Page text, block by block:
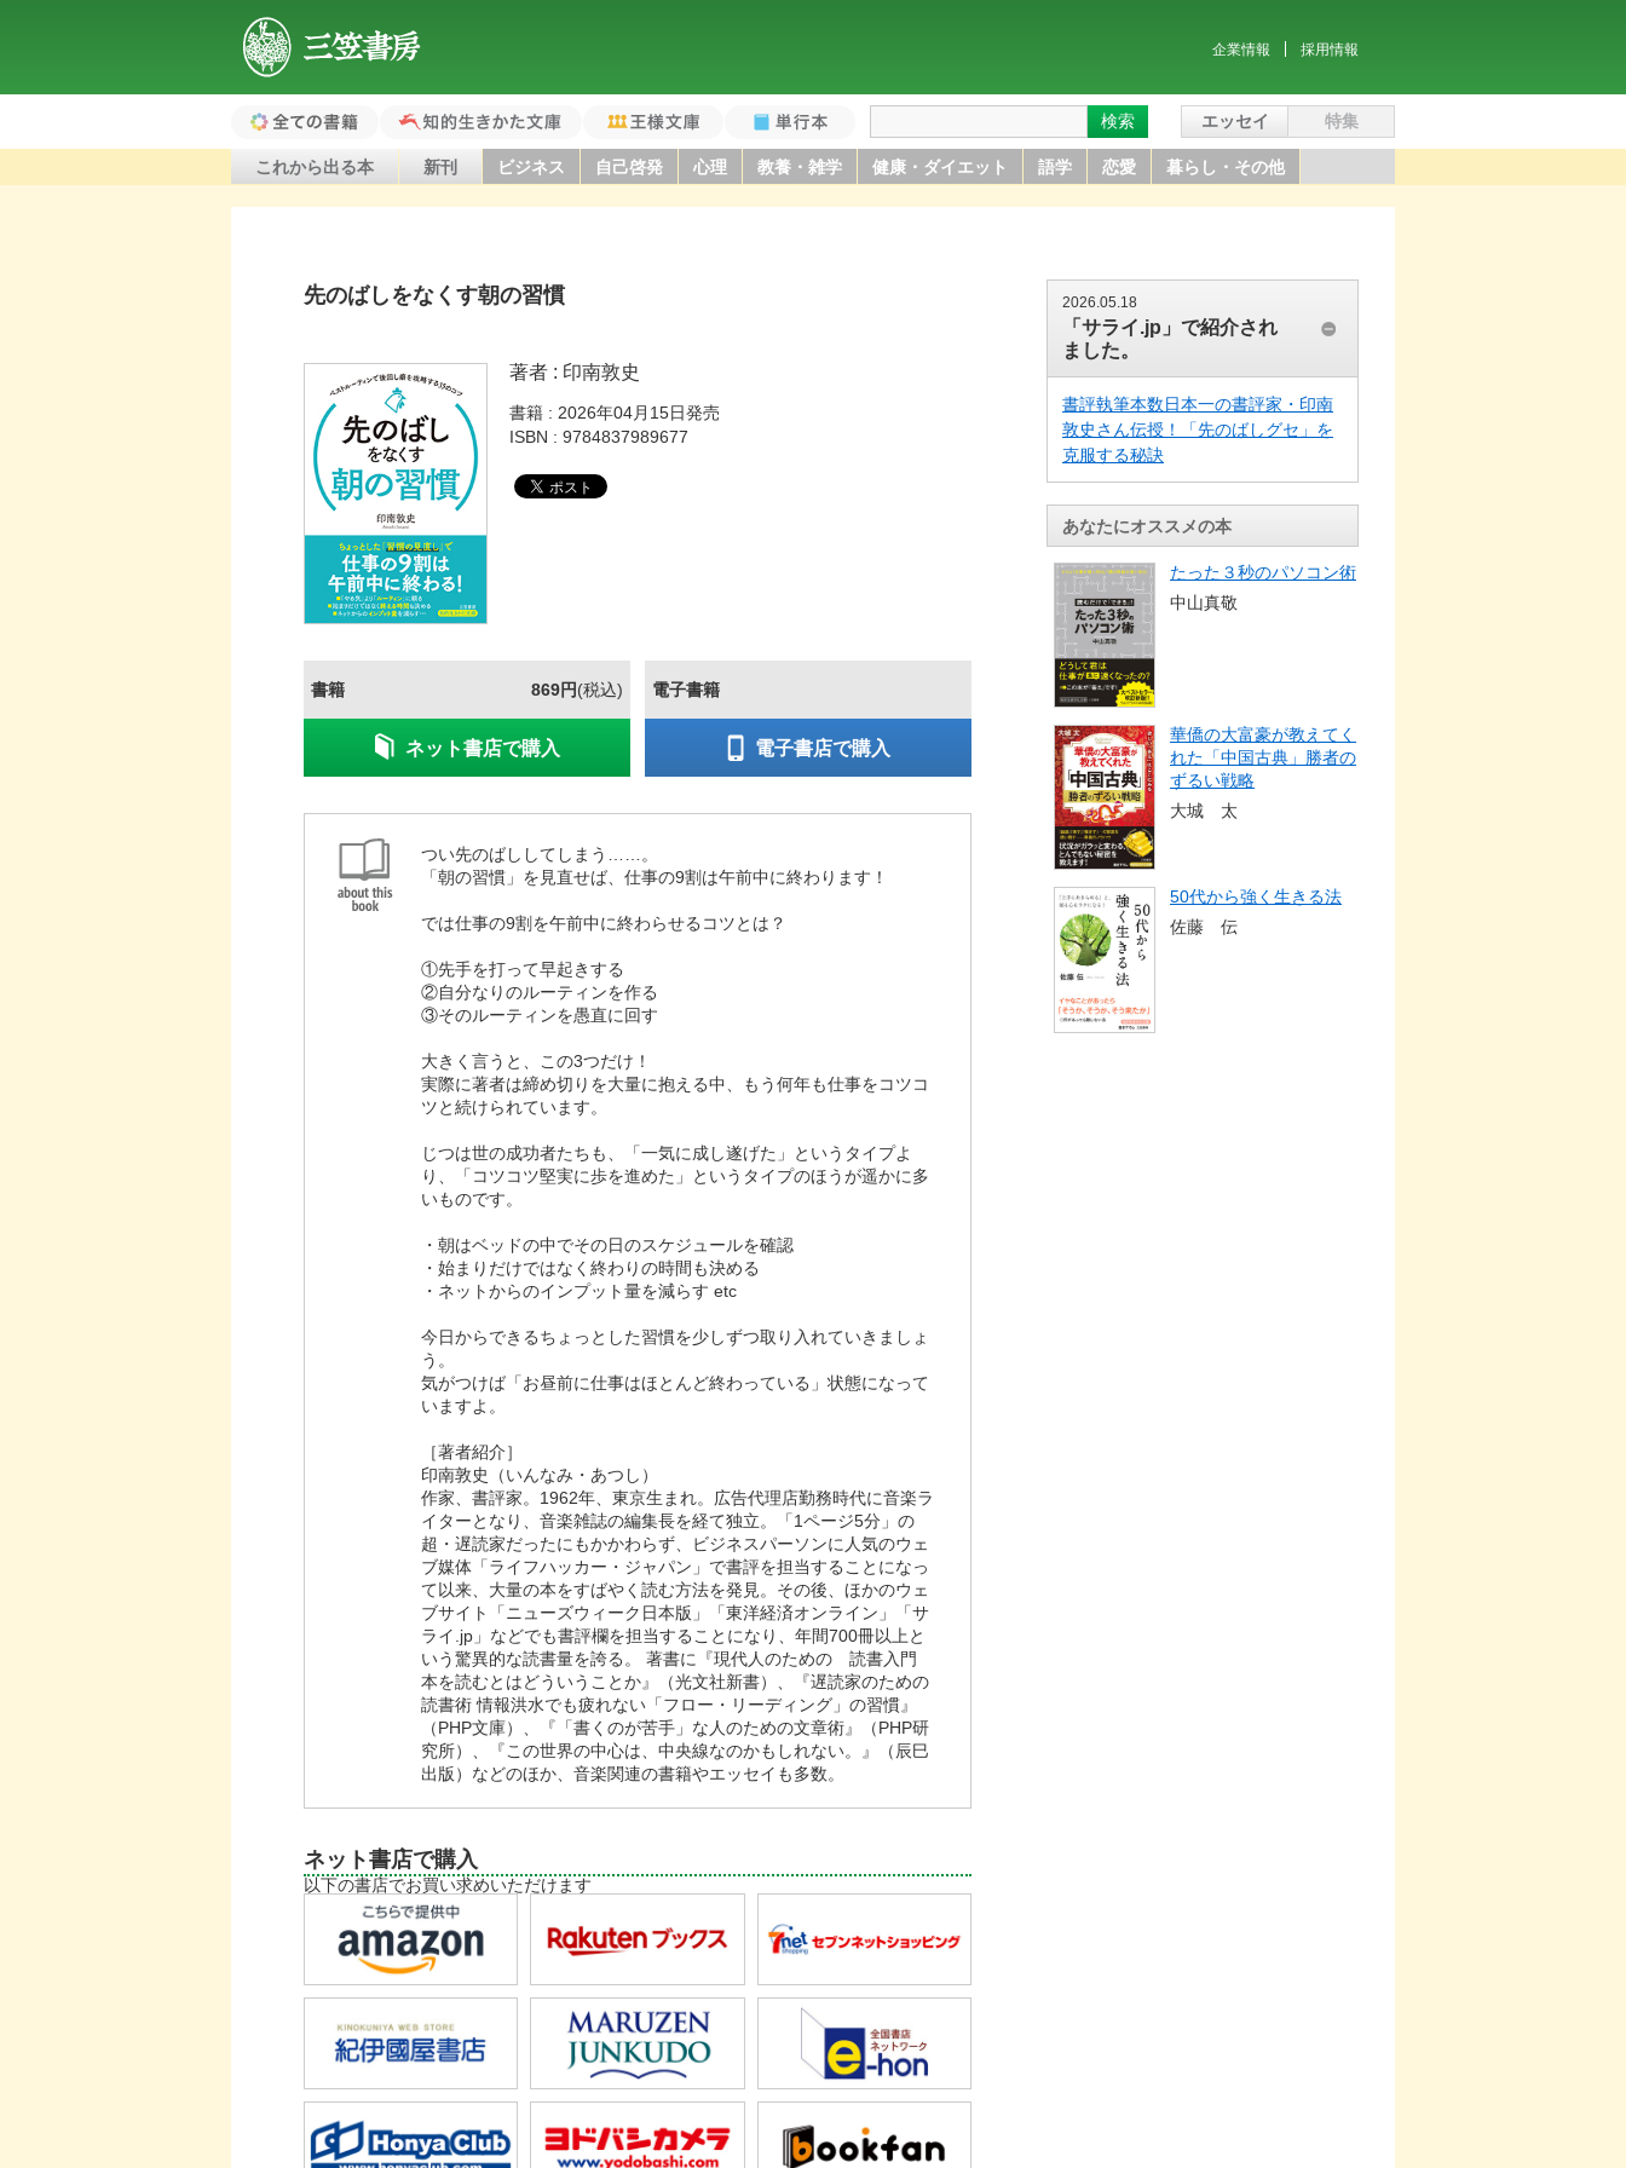
企業情報 採用情報
全ての書籍（ホ
ーム）
知的生きかた文庫 王様文庫 単行本
これから出る本 新刊 ビジネス 自己啓発 心理 教養・雑学 健康・ダイエット 語学 恋愛 暮らし・その他
エッセイ 特集
検索
先のばしをなくす朝の習慣
著者 印南敦史
書籍
2026年04月15日発売
ISBN
9784837989677
書籍 869円(税込)
ネット書店で購入
電子書籍
電子書店で購入
つい先のばししてしまう……。
「朝の習慣」を見直せば、仕事の9割は午前中に終わります！
では仕事の9割を午前中に終わらせるコツとは？
①先手を打って早起きする
②自分なりのルーティンを作る
③そのルーティンを愚直に回す
大きく言うと、この3つだけ！
実際に著者は締め切りを大量に抱える中、もう何年も仕事をコツコ
ツと続けられています。
じつは世の成功者たちも、「一気に成し遂げた」というタイプよ
り、「コツコツ堅実に歩を進めた」というタイプのほうが遥かに多
いものです。
・朝はベッドの中でその日のスケジュールを確認
・始まりだけではなく終わりの時間も決める
・ネットからのインプット量を減らす etc
今日からできるちょっとした習慣を少しずつ取り入れていきましょ
う。
気がつけば「お昼前に仕事はほとんど終わっている」状態になって
いますよ。
［著者紹介］
印南敦史（いんなみ・あつし）
作家、書評家。1962年、東京生まれ。広告代理店勤務時代に音楽ラ
イターとなり、音楽雑誌の編集長を経て独立。「1ページ5分」の
超・遅読家だったにもかかわらず、ビジネスパーソンに人気のウェ
ブ媒体「ライフハッカー・ジャパン」で書評を担当することになっ
て以来、大量の本をすばやく読む方法を発見。その後、ほかのウェ
ブサイト「ニューズウィーク日本版」「東洋経済オンライン」「サ
ライ.jp」などでも書評欄を担当することになり、年間700冊以上と
いう驚異的な読書量を誇る。 著書に『現代人のための 読書入門
本を読むとはどういうことか』（光文社新書）、『遅読家のための
読書術 情報洪水でも疲れない「フロー・リーディング」の習慣』
（PHP文庫）、『「書くのが苦手」な人のための文章術』（PHP研
究所）、『この世界の中心は、中央線なのかもしれない。』（辰巳
出版）などのほか、音楽関連の書籍やエッセイも多数。
ネット書店で購入
以下の書店でお買い求めいただけます
2026.05.18
「サライ.jp」で紹介され
ました。
書評執筆本数日本一の書評家・印南
敦史さん伝授！「先のばしグセ」を
克服する秘訣
あなたにオススメの本
たった３秒のパソコン術
中山真敬
華僑の大富豪が教えてく
れた「中国古典」勝者の
ずるい戦略
大城 太
50代から強く生きる法
佐藤 伝